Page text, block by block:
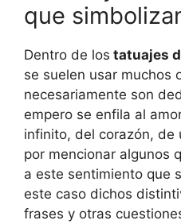
que
Dentro de los tatuajes
se suelen usar muchos
necesariamente son
empero se enfila al
infinito, del corazón, de
por mencionar algunos
a este sentimiento que
este caso dichos
frases y otras